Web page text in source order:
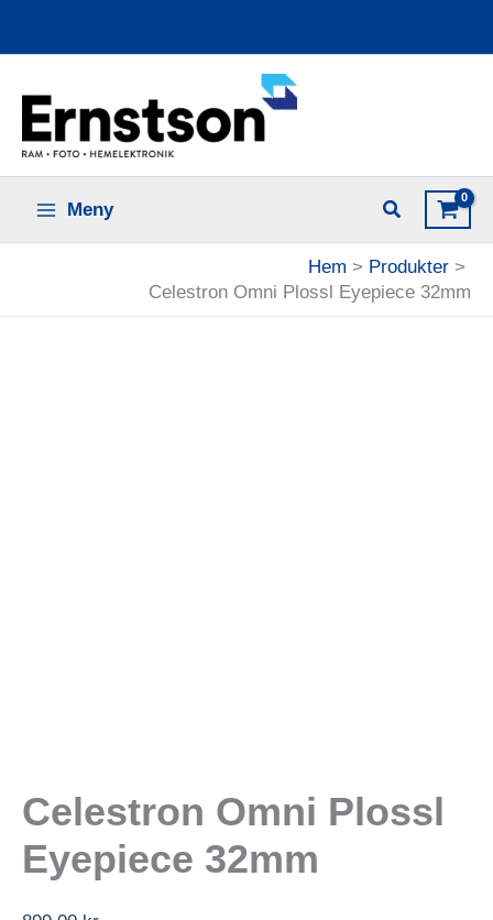
Meny
Hem
Produkter
Celestron Omni Plossl Eyepiece 32mm
Celestron Omni Plossl
Eyepiece 32mm